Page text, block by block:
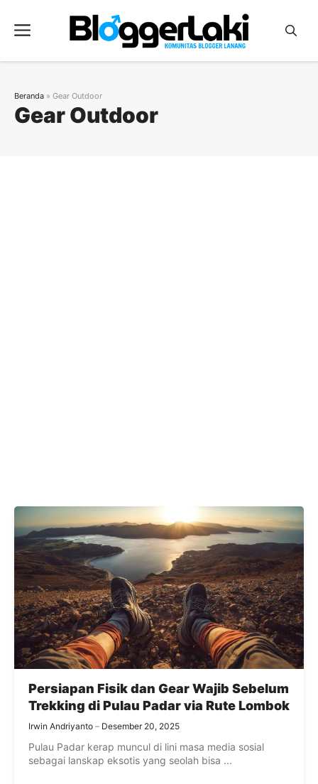
Menu
Gear Outdoor
Beranda » Gear Outdoor
Persiapan Fisik dan Gear Wajib Sebelum
Trekking di Pulau Padar via Rute Lombok
Irwin Andriyanto Desember 20, 2025
Pulau Padar kerap muncul di lini masa media sosial
sebagai lanskap eksotis yang seolah bisa ...